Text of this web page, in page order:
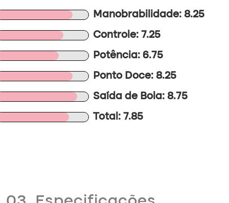
Manobrabilidade: 8.25
Controle: 7.25
Potência: 6.75
Ponto Doce: 8.25
Saída de Bola: 8.75
Total: 7.85